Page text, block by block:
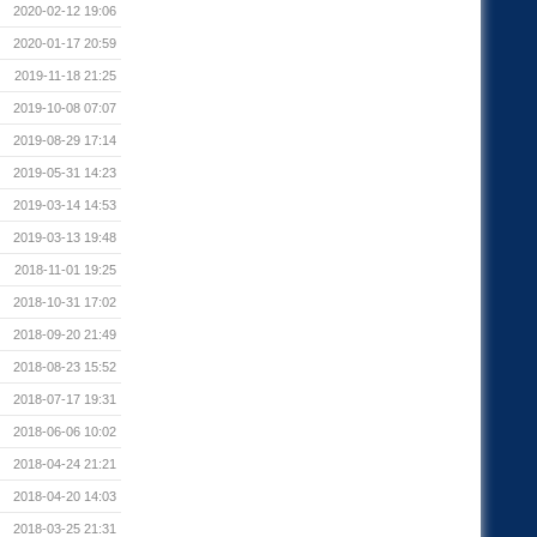
2020-02-12 19:06
2020-01-17 20:59
2019-11-18 21:25
2019-10-08 07:07
2019-08-29 17:14
2019-05-31 14:23
2019-03-14 14:53
2019-03-13 19:48
2018-11-01 19:25
2018-10-31 17:02
2018-09-20 21:49
2018-08-23 15:52
2018-07-17 19:31
2018-06-06 10:02
2018-04-24 21:21
2018-04-20 14:03
2018-03-25 21:31